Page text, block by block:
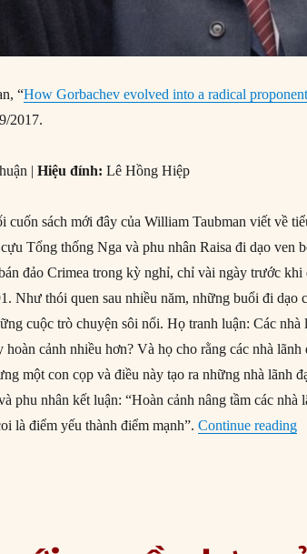
“How Gorbachev evolved into a radical
2017.
|Hiệu đính:Lê Hồng Hiệp
cuốn sách mới đây của William Taubman viết về
Tổng thống Nga và phu nhân Raisa đi dạo ven
đảo Crimea trong kỳ nghỉ, chỉ vài ngày trước
Như thói quen sau nhiều năm, những buổi đi dạo
cuộc trò chuyện sôi nổi. Họ tranh luận: Các nhà
hoàn cảnh nhiều hơn? Và họ cho rằng các nhà lãnh
một con cọp và điều này tạo ra những nhà lãnh
phu nhân kết luận: “Hoàn cảnh nâng tầm các nhà
là điểm yếu thành điểm mạnh”.Continue reading